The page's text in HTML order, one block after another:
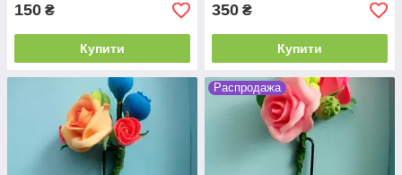
150 ₴
Купити
350 ₴
Купити
Распродажа